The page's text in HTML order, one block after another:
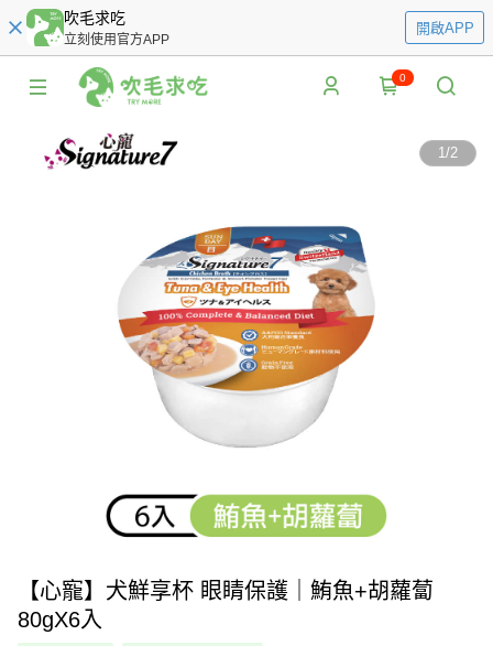
吹毛求吃
立刻使用官方APP
開啟APP
0
1/2
【心寵】犬鮮享杯 眼睛保護｜鮪魚+胡蘿蔔
80gX6入